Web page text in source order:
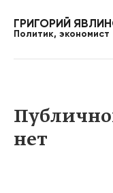
ГРИГОРИЙ
Политик, экономист
нет